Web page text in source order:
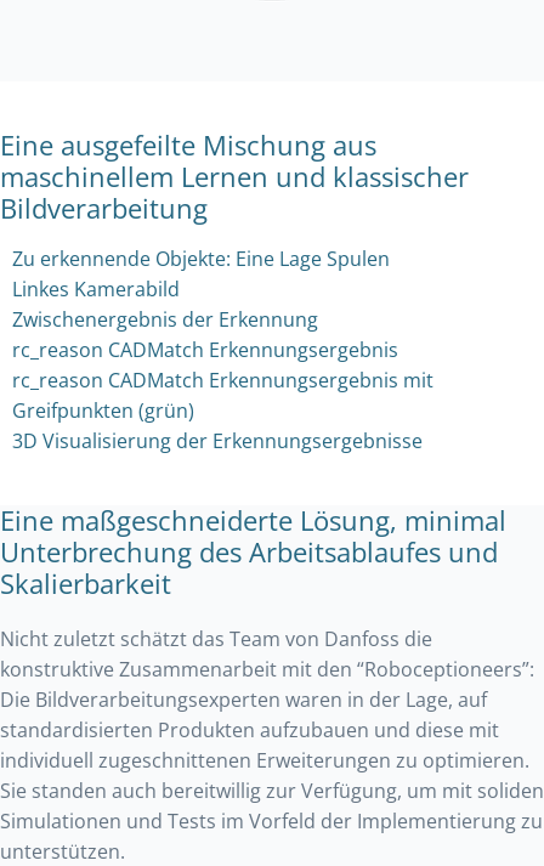
Eine ausgefeilte Mischung aus
maschinellem Lernen und klassischer
Bildverarbeitung
Zu erkennende Objekte: Eine Lage Spulen
Linkes Kamerabild
Zwischenergebnis der Erkennung
rc_reason CADMatch Erkennungsergebnis
rc_reason CADMatch Erkennungsergebnis mit
Greifpunkten (grün)
3D Visualisierung der Erkennungsergebnisse
Eine maßgeschneiderte Lösung, minimal
Unterbrechung des Arbeitsablaufes und
Skalierbarkeit
Nicht zuletzt schätzt das Team von Danfoss die
konstruktive Zusammenarbeit mit den “Roboceptioneers”:
Die Bildverarbeitungsexperten waren in der Lage, auf
standardisierten Produkten aufzubauen und diese mit
individuell zugeschnittenen Erweiterungen zu optimieren.
Sie standen auch bereitwillig zur Verfügung, um mit soliden
Simulationen und Tests im Vorfeld der Implementierung zu
unterstützen.